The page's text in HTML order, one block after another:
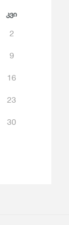
Კვი
2
9
16
23
30